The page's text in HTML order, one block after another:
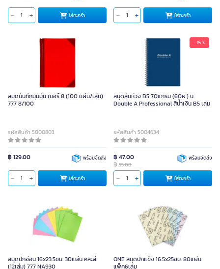
ใส่ตะกร้า ใส่ตะกร้า
สมุดบันทึกมุมมัน เบอร์ 8 (100 แผ่น/เล่ม)
777 8/100
รหัสสินค้า 5000803
฿ 129.00 พร้อมจัดส่ง
ใส่ตะกร้า
- 15 %
สมุดสันห่วง B5 70แกรม (60ผ.) น
Double A Professional สีน้ำเงิน B5 เล่ม
รหัสสินค้า 5004634
฿ 47.00
฿ 55.00
พร้อมจัดส่ง
ใส่ตะกร้า
สมุดปกอ่อน 16x23.5ซม. 30แผ่น คละสี
(12เล่ม) 777 NA930
ONE สมุดปกแข็ง 16.5x25ซม. 80แผ่น
แพ็ค6เล่ม